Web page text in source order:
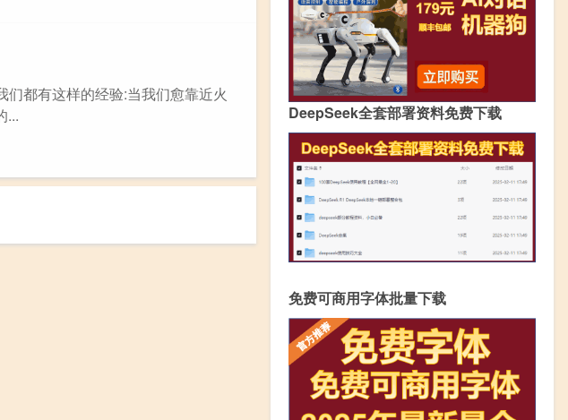
都有这样的经验:当我们愈靠近火
...
DeepSeek全套部署资料免费下载
免费可商用字体批量下载